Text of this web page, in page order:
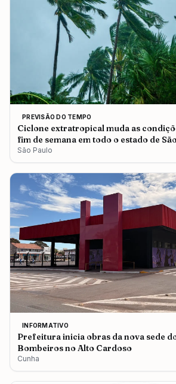
PREVISÃO DO TEMPO
Ciclone extratropical muda as
fim de semana em todo o estado de
São Paulo
INFORMATIVO
Prefeitura inicia obras da nova sede
Bombeiros no Alto Cardoso
Cunha